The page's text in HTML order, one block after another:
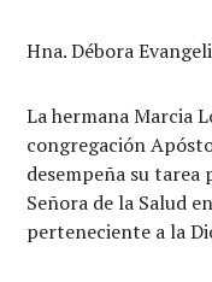
Hna. Débora
La hermana Marcia
congregación
desempeña su
Señora de la Salud
perteneciente a la